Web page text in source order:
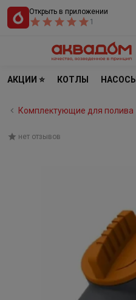
Открыть в приложении
1
АКЦИИ ⭐ КОТЛЫ НАСОСЫ
Комплектующие для полива
нет отзывов